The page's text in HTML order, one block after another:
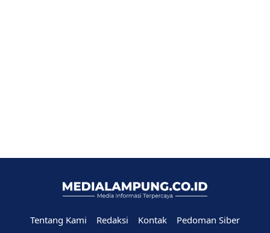
Tentang Kami Redaksi Kontak
Pedoman Siber